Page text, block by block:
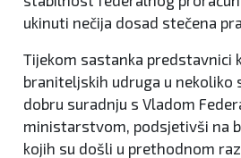
ukinuti nečija dosad stečena
Tijekom sastanka predstavnici
braniteljskih udruga u nekoliko
dobru suradnju s Vladom
ministarstvom, podsjetivši na
kojih su došli u prethodnom